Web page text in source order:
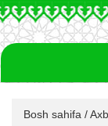
Bosh sahifa /